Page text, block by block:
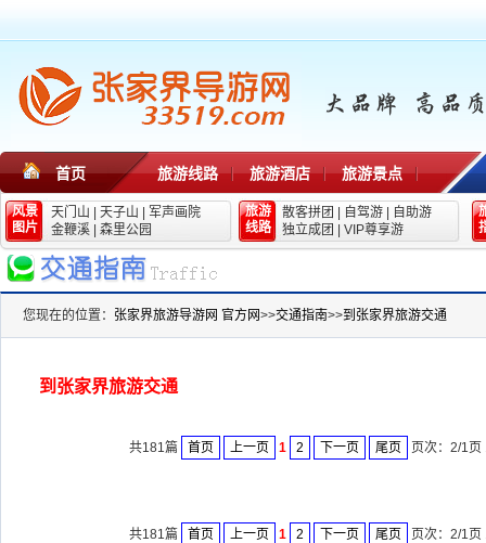
首页 旅游线路 旅游酒店 旅游景点
风景
图片
天门山 天子山
军声画院
金鞭溪
森里公园
旅游
线路
散客拼团 自驾游
自助游
独立成团
VIP尊享游
您现在的位置： 张家界旅游导游网 官方网>>交通指南>>到张家界旅游交通
到张家界旅游交通
共181篇 首页 上一页 1 2 下一页 尾页 页次：2/1页
共181篇 首页 上一页 1 2 下一页 尾页 页次：2/1页